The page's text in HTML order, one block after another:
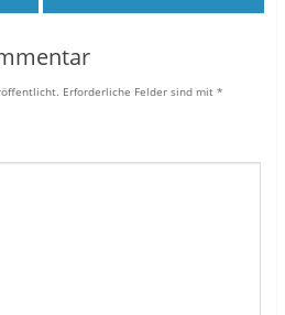
Erforderliche Felder sind mit *